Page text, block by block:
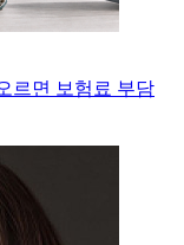
르면 보험료 부담